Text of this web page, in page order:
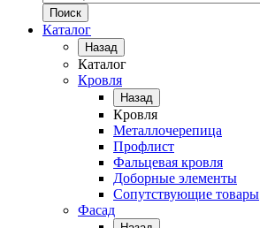
Каталог
Назад
Каталог
Кровля
Назад
Кровля
Металлочерепица
Профлист
Фальцевая кровля
Доборные элементы
Сопутствующие товары
Фасад